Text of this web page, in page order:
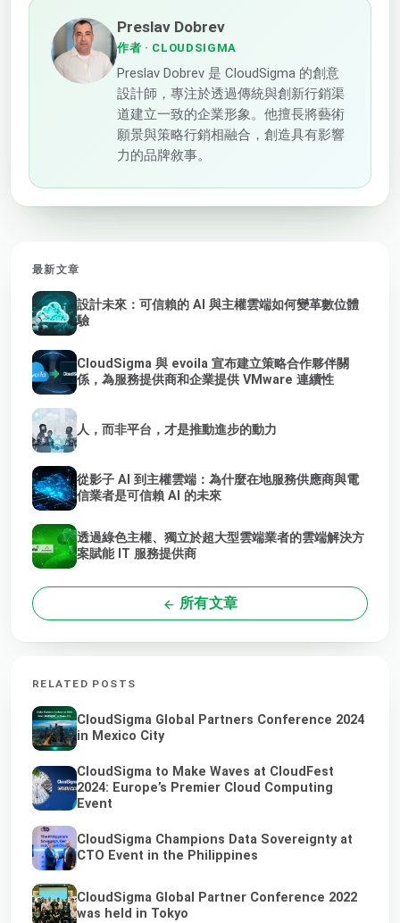
Preslav Dobrev
作者 · CLOUDSIGMA
Preslav Dobrev 是 CloudSigma 的創意
設計師，專注於透過傳統與創新行銷渠
道建立一致的企業形象。他擅長將藝術
願景與策略行銷相融合，創造具有影響
力的品牌敘事。
最新文章
設計未來：可信賴的 AI 與主權雲端如何變革數位體
驗
CloudSigma 與 evoila 宣布建立策略合作夥伴關
係，為服務提供商和企業提供 VMware 連續性
人，而非平台，才是推動進步的動力
從影子 AI 到主權雲端：為什麼在地服務供應商與電
信業者是可信賴 AI 的未來
透過綠色主權、獨立於超大型雲端業者的雲端解決方
案賦能 IT 服務提供商
所有文章
RELATED POSTS
CloudSigma Global Partners Conference 2024
in Mexico City
CloudSigma to Make Waves at CloudFest
2024: Europe’s Premier Cloud Computing
Event
CloudSigma Champions Data Sovereignty at
CTO Event in the Philippines
CloudSigma Global Partner Conference 2022
was held in Tokyo